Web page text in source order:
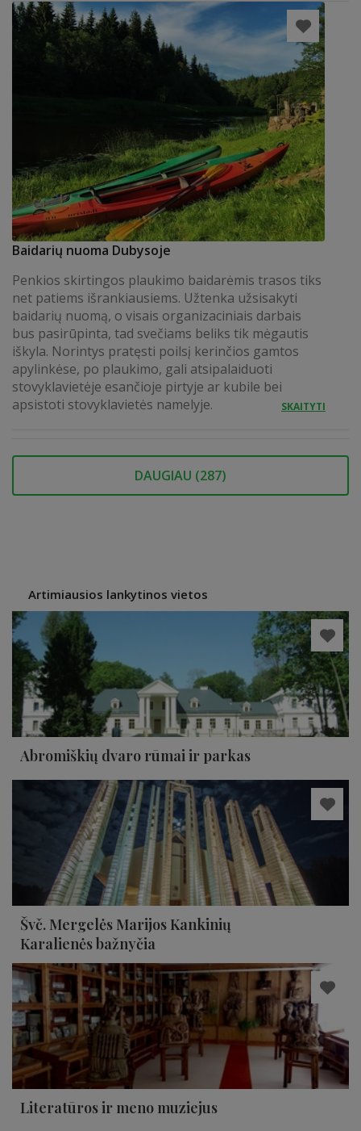
Baidarių nuoma Dubysoje
Penkios skirtingos plaukimo baidarėmis trasos tiks
net patiems išrankiausiems. Užtenka užsisakyti
baidarių nuomą, o visais organizaciniais darbais
bus pasirūpinta, tad svečiams beliks tik mėgautis
iškyla. Norintys pratęsti poilsį kerinčios gamtos
apylinkėse, po plaukimo, gali atsipalaiduoti
stovyklavietėje esančioje pirtyje ar kubile bei
apsistoti stovyklavietės namelyje.
SKAITYTI
DAUGIAU (287)
Artimiausios lankytinos vietos
Abromiškių dvaro rūmai ir parkas
Švč. Mergelės Marijos Kankinių
Karalienės bažnyčia
Literatūros ir meno muziejus